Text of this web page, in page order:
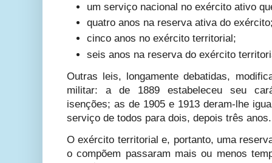
um serviço nacional no exército ativo
quatro anos na reserva ativa do
cinco anos no exército territorial;
seis anos na reserva do exército t
Outras leis, longamente debatidas,
militar: a de 1889 estabeleceu seu
isenções; as de 1905 e 1913 deram-lhe
serviço de todos para dois, depois três anos.
O exército territorial e, portanto, uma
o compõem passaram mais ou menos